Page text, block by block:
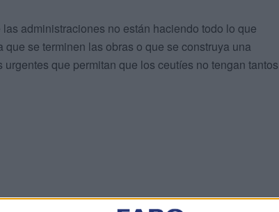
administraciones no están haciendo todo lo que
se terminen las obras o que se construya una
que permitan que los ceutíes no tengan tantos
adquisitivo, ya que existe el “boca a boca” por parte